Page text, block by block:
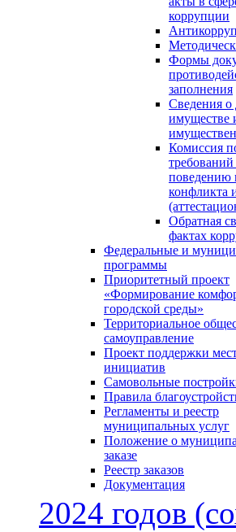
коррупции
Формы
заполнения
Сведения о
имуществе
Комиссия
поведению
конфликта
Обратная
фактах
Федеральные и
программы
Приоритетный проект
«Формирование
городской среды»
Территориальное
самоуправление
Проект поддержки
инициатив
Самовольные
Правила
Регламенты и реестр
муниципальных услуг
Положение о
заказе
Реестр заказов
Документация
2024 годов